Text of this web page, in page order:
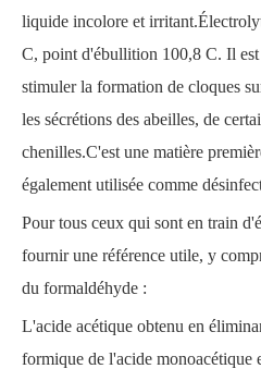
liquide incolore et
C, point d'ébullition 100,8 C. Il
stimuler la formation de cloques
les sécrétions des abeilles, de
chenilles.C'est une matière
également utilisée comme
Pour tous ceux qui sont en train
fournir une référence utile, y
du formaldéhyde :
L'acide acétique obtenu en
formique de l'acide monoacétique